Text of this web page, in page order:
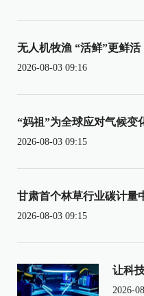
无人机牧渔 “活鲜”更鲜活
2026-08-03 09:16
“妈祖”为全球应对气候变
2026-08-03 09:15
甘肃首个林草行业碳计量
2026-08-03 09:15
让科
2026-